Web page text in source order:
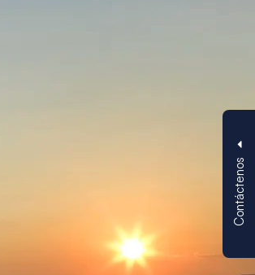
Contáctenos